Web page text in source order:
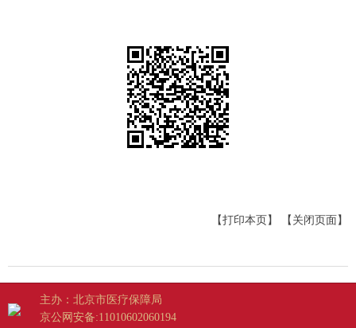
【打印本页】 【关闭页面】
主办：北京市医疗保障局
京公网安备:11010602060194